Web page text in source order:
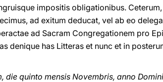
impositis obligationibus.
ad exitum deducat, vel ab eo
ad Sacram Congregationem pro
denique has Litteras et nunc et in
die quinto mensis Novembris, anno